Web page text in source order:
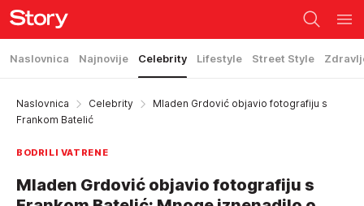
Naslovnica Najnovije Celebrity Lifestyle Street Style
Naslovnica Celebrity
Mladen Grdović objavio fotografiju s
Frankom Batelić
BODRILI VATRENE
Mladen Grdović objavio fotografiju s